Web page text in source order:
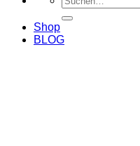
nach:
Shop
BLOG